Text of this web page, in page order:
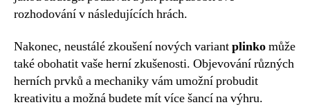
rozhodování v následujících hrách.
Nakonec, neustálé zkoušení nových variantplinkomůže
také obohatit vaše herní zkušenosti. Objevování různých
herních prvků a mechaniky vám umožní probudit
kreativitu a možná budete mít více šancí na výhru.